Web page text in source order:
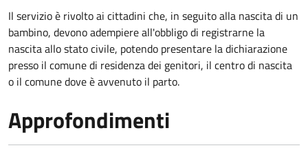
Il servizio è rivolto ai cittadini che, in seguito alla nascita di un
bambino, devono adempiere all'obbligo di registrarne la
nascita allo stato civile, potendo presentare la dichiarazione
presso il comune di residenza dei genitori, il centro di nascita
o il comune dove è avvenuto il parto.
Approfondimenti